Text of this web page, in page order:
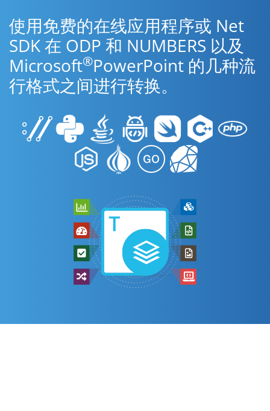
使用免费的在线应用程序或 Net
SDK 在 ODP 和 NUMBERS 以及
Microsoft®PowerPoint 的几种流
行格式之间进行转换。